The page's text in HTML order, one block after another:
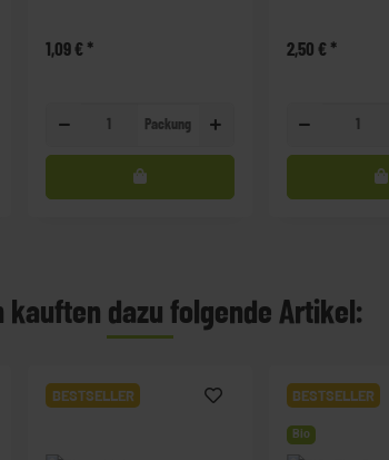
1,09 €*
Packung
2,50 €*
kauften dazu folgende Artikel:
BESTSELLER BESTSELLER
Bio